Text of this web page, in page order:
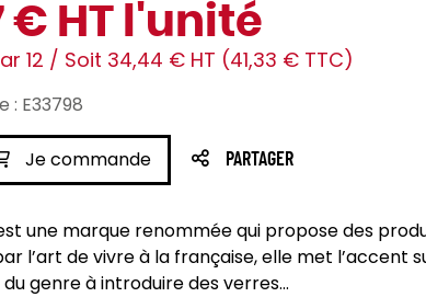
€ HT l'unité
12 / Soit 34,44 € HT (41,33 € TTC)
: E33798
Je commande PARTAGER
une marque renommée qui propose des
l’art de vivre à la française, elle met l’accent
genre à introduire des verres...